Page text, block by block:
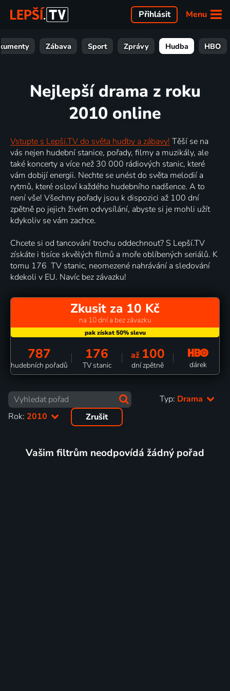
Menu
Přihlásit
Zábava Sport Zprávy Hudba HBO
Nejlepší drama z roku
2010 online
Vstupte s Lepší.TV do světa hudby a zábavy! Těší se na
vás nejen hudební stanice, pořady, filmy a muzikály, ale
také koncerty a více než 30 000 rádiových stanic, které
vám dobijí energii. Nechte se unést do světa melodií a
rytmů, které osloví každého hudebního nadšence. A to
není vše! Všechny pořady jsou k dispozici až 100 dní
zpětně po jejich živém odvysílání, abyste si je mohli užít
kdykoliv se vám zachce.
Chcete si od tancování trochu oddechnout? S Lepší.TV
získáte i tisíce skvělých filmů a moře oblíbených seriálů. K
tomu 176 TV stanic, neomezené nahrávání a sledování
kdekoli v EU. Navíc bez závazku!
Zkusit za 10 Kč
na 10 dní a bez závazku
787
hudebních pořadů
176
TV stanic
až 100
dní zpětně dárek
Typ: Drama
Rok: 2010 Zrušit
Vašim filtrům neodpovídá žádný pořad